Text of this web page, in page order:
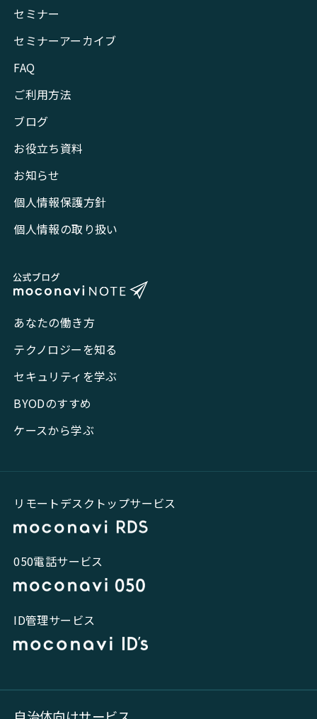
セミナー
セミナーアーカイブ
FAQ
ご利用方法
ブログ
お役立ち資料
お知らせ
個人情報保護方針
個人情報の取り扱い
あなたの働き方
テクノロジーを知る
セキュリティを学ぶ
BYODのすすめ
ケースから学ぶ
リモートデスクトップサービス
050電話サービス
ID管理サービス